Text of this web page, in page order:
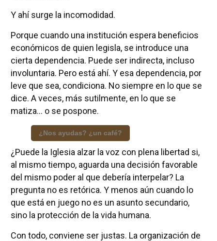
Y ahí surge la incomodidad.
Porque cuando una institución espera beneficios
económicos de quien legisla, se introduce una
cierta dependencia. Puede ser indirecta, incluso
involuntaria. Pero está ahí. Y esa dependencia, por
leve que sea, condiciona. No siempre en lo que se
dice. A veces, más sutilmente, en lo que se
matiza… o se pospone.
¿Nos ayudas? ¿un café?
¿Puede la Iglesia alzar la voz con plena libertad si,
al mismo tiempo, aguarda una decisión favorable
del mismo poder al que debería interpelar? La
pregunta no es retórica. Y menos aún cuando lo
que está en juego no es un asunto secundario,
sino la protección de la vida humana.
Con todo, conviene ser justas. La organización de